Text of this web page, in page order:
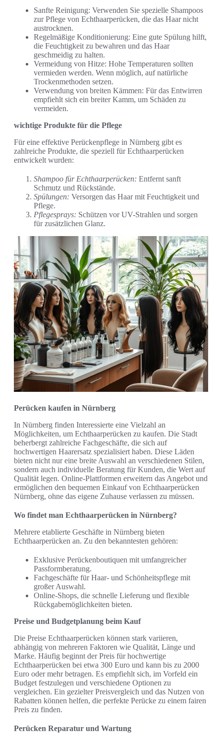
Sanfte Reinigung: Verwenden Sie spezielle Shampoos
zur Pflege von Echthaarperücken, die das Haar nicht
austrocknen.
Regelmäßige Konditionierung: Eine gute Spülung hilft,
die Feuchtigkeit zu bewahren und das Haar
geschmeidig zu halten.
Vermeidung von Hitze: Hohe Temperaturen sollten
vermieden werden. Wenn möglich, auf natürliche
Trockenmethoden setzen.
Verwendung von breiten Kämmen: Für das Entwirren
empfiehlt sich ein breiter Kamm, um Schäden zu
vermeiden.
wichtige Produkte für die Pflege
Für eine effektive Perückenpflege in Nürnberg gibt es
zahlreiche Produkte, die speziell für Echthaarperücken
entwickelt wurden:
Shampoo für Echthaarperücken: Entfernt sanft
Schmutz und Rückstände.
Spülungen: Versorgen das Haar mit Feuchtigkeit und
Pflege.
Pflegesprays: Schützen vor UV-Strahlen und sorgen
für zusätzlichen Glanz.
Perücken kaufen in Nürnberg
In Nürnberg finden Interessierte eine Vielzahl an
Möglichkeiten, um Echthaarperücken zu kaufen. Die Stadt
beherbergt zahlreiche Fachgeschäfte, die sich auf
hochwertigen Haarersatz spezialisiert haben. Diese Läden
bieten nicht nur eine breite Auswahl an verschiedenen Stilen,
sondern auch individuelle Beratung für Kunden, die Wert auf
Qualität legen. Online-Plattformen erweitern das Angebot und
ermöglichen den bequemen Einkauf von Echthaarperücken
Nürnberg, ohne das eigene Zuhause verlassen zu müssen.
Wo findet man Echthaarperücken in Nürnberg?
Mehrere etablierte Geschäfte in Nürnberg bieten
Echthaarperücken an. Zu den bekanntesten gehören:
Exklusive Perückenboutiquen mit umfangreicher
Passformberatung.
Fachgeschäfte für Haar- und Schönheitspflege mit
großer Auswahl.
Online-Shops, die schnelle Lieferung und flexible
Rückgabemöglichkeiten bieten.
Preise und Budgetplanung beim Kauf
Die Preise Echthaarperücken können stark variieren,
abhängig von mehreren Faktoren wie Qualität, Länge und
Marke. Häufig beginnt der Preis für hochwertige
Echthaarperücken bei etwa 300 Euro und kann bis zu 2000
Euro oder mehr betragen. Es empfiehlt sich, im Vorfeld ein
Budget festzulegen und verschiedene Optionen zu
vergleichen. Ein gezielter Preisvergleich und das Nutzen von
Rabatten können helfen, die perfekte Perücke zu einem fairen
Preis zu finden.
Perücken Reparatur und Wartung